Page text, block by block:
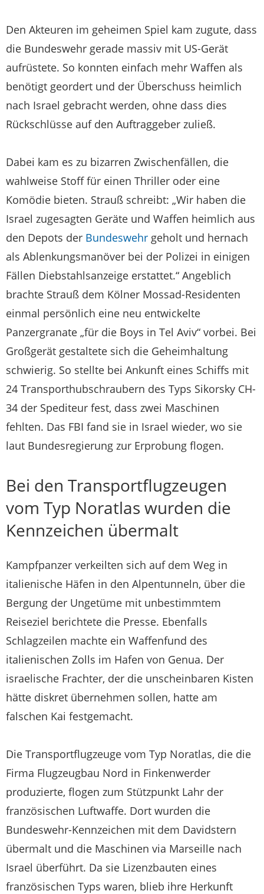
Den Akteuren im geheimen Spiel kam zugute, dass
die Bundeswehr gerade massiv mit US-Gerät
aufrüstete. So konnten einfach mehr Waffen als
benötigt geordert und der Überschuss heimlich
nach Israel gebracht werden, ohne dass dies
Rückschlüsse auf den Auftraggeber zuließ.
Dabei kam es zu bizarren Zwischenfällen, die
wahlweise Stoff für einen Thriller oder eine
Komödie bieten. Strauß schreibt: „Wir haben die
Israel zugesagten Geräte und Waffen heimlich aus
den Depots der Bundeswehr geholt und hernach
als Ablenkungsmanöver bei der Polizei in einigen
Fällen Diebstahlsanzeige erstattet.“ Angeblich
brachte Strauß dem Kölner Mossad-Residenten
einmal persönlich eine neu entwickelte
Panzergranate „für die Boys in Tel Aviv“ vorbei. Bei
Großgerät gestaltete sich die Geheimhaltung
schwierig. So stellte bei Ankunft eines Schiffs mit
24 Transporthubschraubern des Typs Sikorsky CH-
34 der Spediteur fest, dass zwei Maschinen
fehlten. Das FBI fand sie in Israel wieder, wo sie
laut Bundesregierung zur Erprobung flogen.
Bei den Transportflugzeugen
vom Typ Noratlas wurden die
Kennzeichen übermalt
Kampfpanzer verkeilten sich auf dem Weg in
italienische Häfen in den Alpentunneln, über die
Bergung der Ungetüme mit unbestimmtem
Reiseziel berichtete die Presse. Ebenfalls
Schlagzeilen machte ein Waffenfund des
italienischen Zolls im Hafen von Genua. Der
israelische Frachter, der die unscheinbaren Kisten
hätte diskret übernehmen sollen, hatte am
falschen Kai festgemacht.
Die Transportflugzeuge vom Typ Noratlas, die die
Firma Flugzeugbau Nord in Finkenwerder
produzierte, flogen zum Stützpunkt Lahr der
französischen Luftwaffe. Dort wurden die
Bundeswehr-Kennzeichen mit dem Davidstern
übermalt und die Maschinen via Marseille nach
Israel überführt. Da sie Lizenzbauten eines
französischen Typs waren, blieb ihre Herkunft